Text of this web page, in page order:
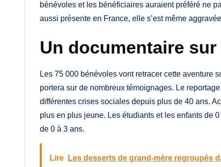
bénévoles et les bénéficiaires auraient préféré ne
aussi présente en France, elle s’est même
Un documentaire sur
Les 75 000 bénévoles vont retracer cette aventure
portera sur de nombreux témoignages. Le
différentes crises sociales depuis plus de 40 ans.
plus en plus jeune. Les étudiants et les enfants de
de 0 à 3 ans.
Lire Les desserts de grand-mère regroupés